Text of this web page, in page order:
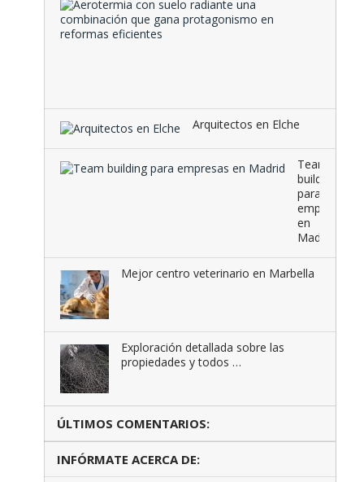
Arquitectos en Elche
Team
building
para
empresas
en
Madrid
Mejor centro veterinario en Marbella
Exploración detallada sobre las
propiedades y todos …
ÚLTIMOS COMENTARIOS:
INFÓRMATE ACERCA DE: